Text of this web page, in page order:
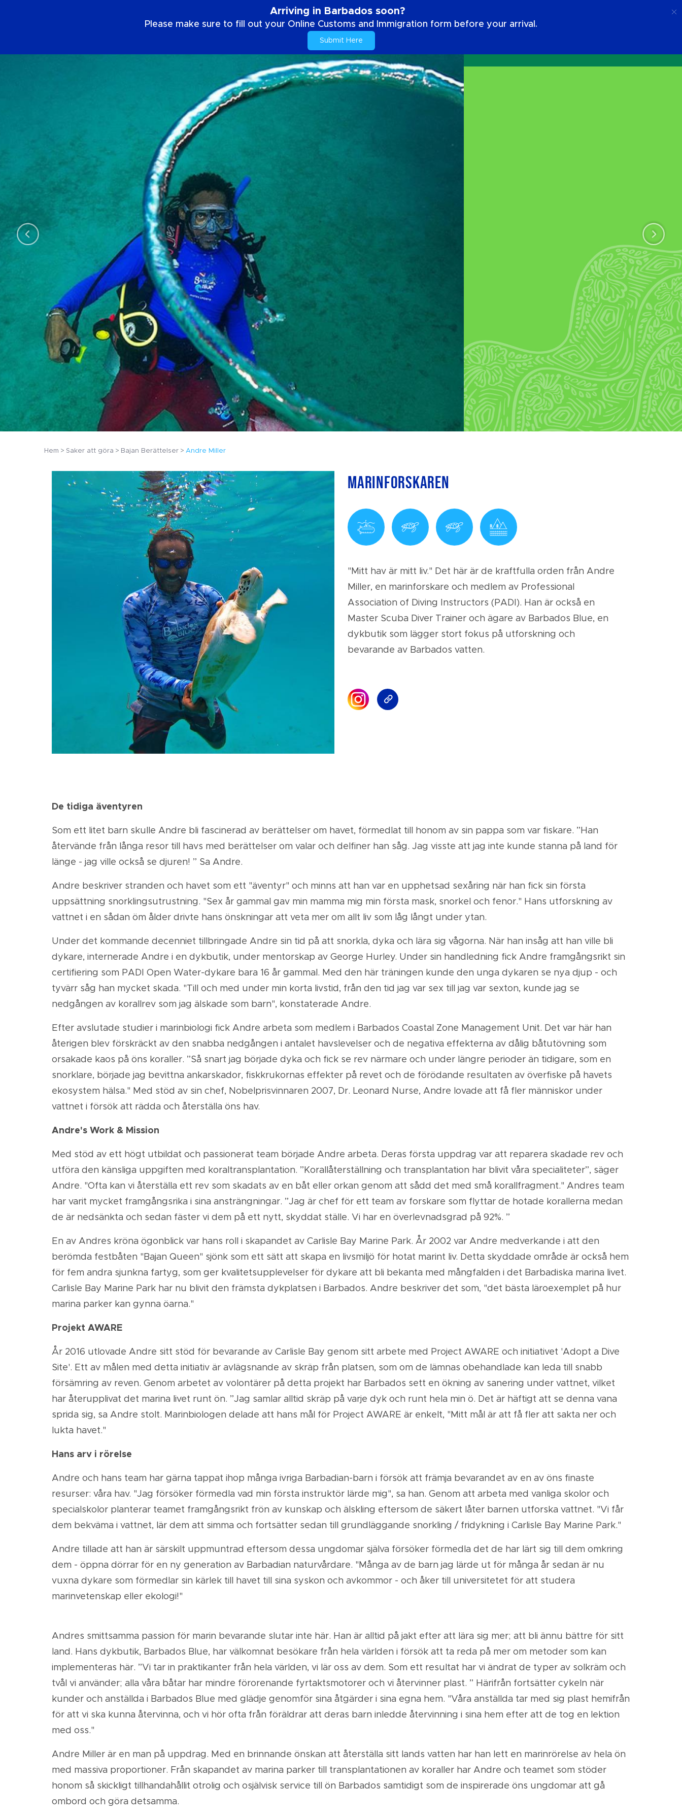
Arriving in Barbados soon?
Please make sure to fill out your Online Customs and Immigration form before your arrival.
Submit Here
Hem Saker att göra Bajan Berättelser Andre Miller
Marinforskaren
"Mitt hav är mitt liv." Det här är de kraftfulla orden från Andre
Miller, en marinforskare och medlem av Professional
Association of Diving Instructors (PADI). Han är också en
Master Scuba Diver Trainer och ägare av Barbados Blue, en
dykbutik som lägger stort fokus på utforskning och
bevarande av Barbados vatten.
De tidiga äventyren
Som ett litet barn skulle Andre bli fascinerad av berättelser om havet, förmedlat till honom av sin pappa som var fiskare. ”Han
återvände från långa resor till havs med berättelser om valar och delfiner han såg. Jag visste att jag inte kunde stanna på land för
länge - jag ville också se djuren! ” Sa Andre.
Andre beskriver stranden och havet som ett "äventyr" och minns att han var en upphetsad sexåring när han fick sin första
uppsättning snorklingsutrustning. "Sex år gammal gav min mamma mig min första mask, snorkel och fenor." Hans utforskning av
vattnet i en sådan öm ålder drivte hans önskningar att veta mer om allt liv som låg långt under ytan.
Under det kommande decenniet tillbringade Andre sin tid på att snorkla, dyka och lära sig vågorna. När han insåg att han ville bli
dykare, internerade Andre i en dykbutik, under mentorskap av George Hurley. Under sin handledning fick Andre framgångsrikt sin
certifiering som PADI Open Water-dykare bara 16 år gammal. Med den här träningen kunde den unga dykaren se nya djup - och
tyvärr såg han mycket skada. "Till och med under min korta livstid, från den tid jag var sex till jag var sexton, kunde jag se
nedgången av korallrev som jag älskade som barn", konstaterade Andre.
Efter avslutade studier i marinbiologi fick Andre arbeta som medlem i Barbados Coastal Zone Management Unit. Det var här han
återigen blev förskräckt av den snabba nedgången i antalet havslevelser och de negativa effekterna av dålig båtutövning som
orsakade kaos på öns koraller. ”Så snart jag började dyka och fick se rev närmare och under längre perioder än tidigare, som en
snorklare, började jag bevittna ankarskador, fiskkrukornas effekter på revet och de förödande resultaten av överfiske på havets
ekosystem hälsa." Med stöd av sin chef, Nobelprisvinnaren 2007, Dr. Leonard Nurse, Andre lovade att få fler människor under
vattnet i försök att rädda och återställa öns hav.
Andre's Work & Mission
Med stöd av ett högt utbildat och passionerat team började Andre arbeta. Deras första uppdrag var att reparera skadade rev och
utföra den känsliga uppgiften med koraltransplantation. ”Korallåterställning och transplantation har blivit våra specialiteter”, säger
Andre. "Ofta kan vi återställa ett rev som skadats av en båt eller orkan genom att sådd det med små korallfragment." Andres team
har varit mycket framgångsrika i sina ansträngningar. ”Jag är chef för ett team av forskare som flyttar de hotade korallerna medan
de är nedsänkta och sedan fäster vi dem på ett nytt, skyddat ställe. Vi har en överlevnadsgrad på 92%. ”
En av Andres kröna ögonblick var hans roll i skapandet av Carlisle Bay Marine Park. År 2002 var Andre medverkande i att den
berömda festbåten "Bajan Queen" sjönk som ett sätt att skapa en livsmiljö för hotat marint liv. Detta skyddade område är också hem
för fem andra sjunkna fartyg, som ger kvalitetsupplevelser för dykare att bli bekanta med mångfalden i det Barbadiska marina livet.
Carlisle Bay Marine Park har nu blivit den främsta dykplatsen i Barbados. Andre beskriver det som, "det bästa läroexemplet på hur
marina parker kan gynna öarna."
Projekt AWARE
År 2016 utlovade Andre sitt stöd för bevarande av Carlisle Bay genom sitt arbete med Project AWARE och initiativet 'Adopt a Dive
Site'. Ett av målen med detta initiativ är avlägsnande av skräp från platsen, som om de lämnas obehandlade kan leda till snabb
försämring av reven. Genom arbetet av volontärer på detta projekt har Barbados sett en ökning av sanering under vattnet, vilket
har återupplivat det marina livet runt ön. ”Jag samlar alltid skräp på varje dyk och runt hela min ö. Det är häftigt att se denna vana
sprida sig, sa Andre stolt. Marinbiologen delade att hans mål för Project AWARE är enkelt, "Mitt mål är att få fler att sakta ner och
lukta havet."
Hans arv i rörelse
Andre och hans team har gärna tappat ihop många ivriga Barbadian-barn i försök att främja bevarandet av en av öns finaste
resurser: våra hav. "Jag försöker förmedla vad min första instruktör lärde mig", sa han. Genom att arbeta med vanliga skolor och
specialskolor planterar teamet framgångsrikt frön av kunskap och älskling eftersom de säkert låter barnen utforska vattnet. "Vi får
dem bekväma i vattnet, lär dem att simma och fortsätter sedan till grundläggande snorkling / fridykning i Carlisle Bay Marine Park."
Andre tillade att han är särskilt uppmuntrad eftersom dessa ungdomar själva försöker förmedla det de har lärt sig till dem omkring
dem - öppna dörrar för en ny generation av Barbadian naturvårdare. "Många av de barn jag lärde ut för många år sedan är nu
vuxna dykare som förmedlar sin kärlek till havet till sina syskon och avkommor - och åker till universitetet för att studera
marinvetenskap eller ekologi!"
Andres smittsamma passion för marin bevarande slutar inte här. Han är alltid på jakt efter att lära sig mer; att bli ännu bättre för sitt
land. Hans dykbutik, Barbados Blue, har välkomnat besökare från hela världen i försök att ta reda på mer om metoder som kan
implementeras här. ”Vi tar in praktikanter från hela världen, vi lär oss av dem. Som ett resultat har vi ändrat de typer av solkräm och
tvål vi använder; alla våra båtar har mindre förorenande fyrtaktsmotorer och vi återvinner plast. ” Härifrån fortsätter cykeln när
kunder och anställda i Barbados Blue med glädje genomför sina åtgärder i sina egna hem. "Våra anställda tar med sig plast hemifrån
för att vi ska kunna återvinna, och vi hör ofta från föräldrar att deras barn inledde återvinning i sina hem efter att de tog en lektion
med oss."
Andre Miller är en man på uppdrag. Med en brinnande önskan att återställa sitt lands vatten har han lett en marinrörelse av hela ön
med massiva proportioner. Från skapandet av marina parker till transplantationen av koraller har Andre och teamet som stöder
honom så skickligt tillhandahållit otrolig och osjälvisk service till ön Barbados samtidigt som de inspirerade öns ungdomar att gå
ombord och göra detsamma.